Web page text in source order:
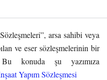
arsa sahibi veya
ve eser sözleşmelerinin bir
konuda şu yazımıza
Yapım Sözleşmesi